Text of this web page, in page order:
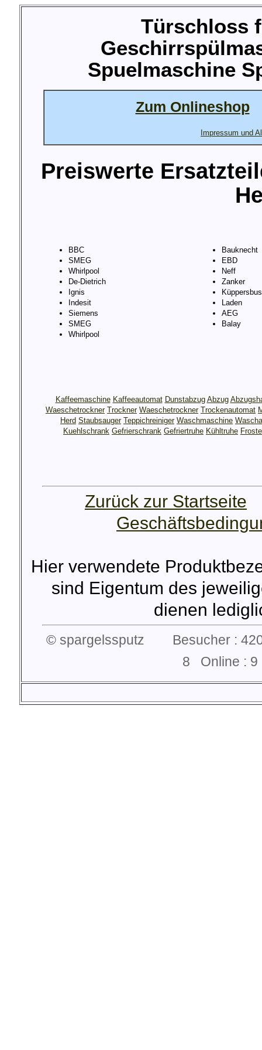
Türschloss
Spuelmaschine
Zum Onlineshop
Impressum und
Preiswerte
BBC
SMEG
Whirlpool
De-Dietrich
Ignis
Indesit
Siemens
SMEG
Whirlpool
Bauknecht
EBD
Neff
Zanker
Laden
AEG
Balay
Kaffeemaschine Kaffeeautomat Dunstabzug Abzug
Waeschetrockner Trockner Waeschetrockner Trockenautomat
Herd Staubsauger Teppichreiniger Waschmaschine
Kuehlschrank Gefrierschrank Gefriertruhe Kühltruhe
Zurück zur Startseite
Hier verwendete
sind Eigentum des
dienen
© spargelssputz Besucher :
8 Online :